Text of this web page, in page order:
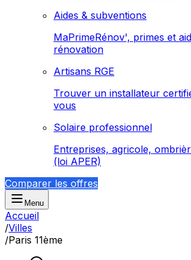
Aides & subventions
MaPrimeRénov', primes et
rénovation
Artisans RGE
Trouver un installateur
vous
Solaire professionnel
Entreprises, agricole,
(loi APER)
Comparer les offres
Menu
Accueil
/Villes
/Paris 11ème